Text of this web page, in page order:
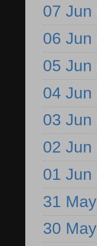
07 Jun
06 Jun
05 Jun
04 Jun
03 Jun
02 Jun
01 Jun
31 May
30 May